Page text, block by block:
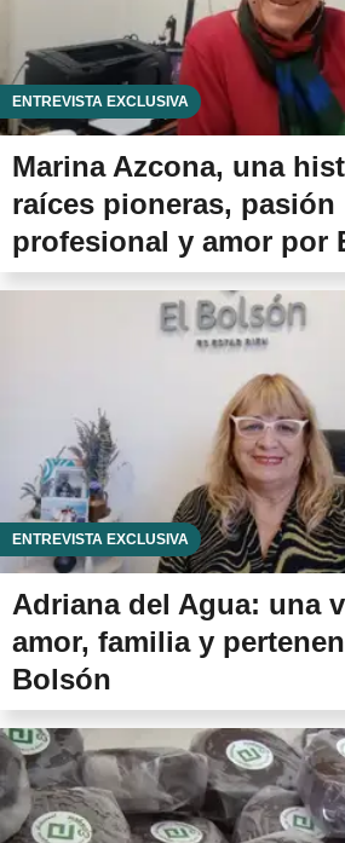
ENTREVISTA EXCLUSIVA
Marina Azcona, una
raíces pioneras, pasión
profesional y amor por
ENTREVISTA EXCLUSIVA
Adriana del Agua: una
amor, familia y
Bolsón